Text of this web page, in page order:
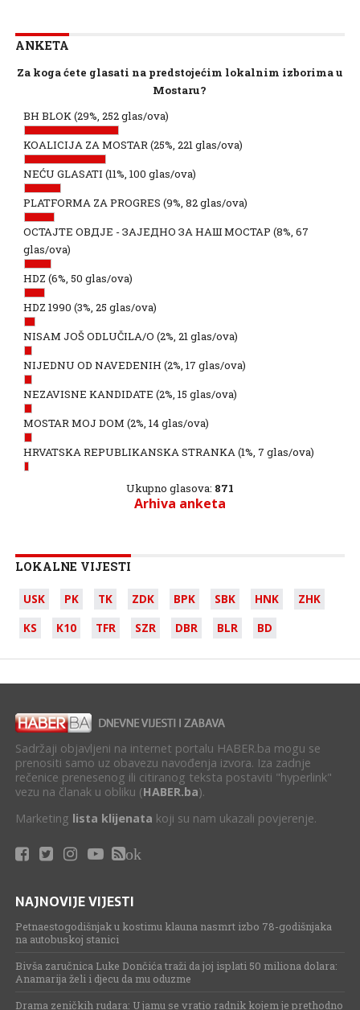
ANKETA
Za koga ćete glasati na predstojećim lokalnim izborima u
Mostaru?
BH BLOK(29%, 252 glas/ova)
KOALICIJA ZA MOSTAR(25%, 221 glas/ova)
NEĆU GLASATI (11%, 100 glas/ova)
PLATFORMA ZA PROGRES (9%, 82 glas/ova)
ОСТАЈТЕ ОВДЈЕ - ЗАЈЕДНО ЗА НАШ МОСТАР (8%, 67
glas/ova)
HDZ (6%, 50 glas/ova)
HDZ 1990 (3%, 25 glas/ova)
NISAM JOŠ ODLUČILA/O (2%, 21 glas/ova)
NIJEDNU OD NAVEDENIH (2%, 17 glas/ova)
NEZAVISNE KANDIDATE (2%, 15 glas/ova)
MOSTAR MOJ DOM (2%, 14 glas/ova)
HRVATSKA REPUBLIKANSKA STRANKA(1%, 7 glas/ova)
Ukupno glasova: 871
Arhiva anketa
LOKALNE VIJESTI
USK PK TK ZDK BPK SBK HNK
ZHK
KS
K10 TFR SZR DBR BLR BD
Sadržaji objavljeni na internet portalu HABER.ba mogu se
prenositi samo uz obavezu navođenja izvora. Iza zadnje
rečenice prenesenog ili citiranog teksta postaviti "hyperlink"
vezu na članak u obliku (HABER.ba).
Marketing lista klijenata koji su nam ukazali povjerenje.
ok
NAJNOVIJE VIJESTI
Petnaestogodišnjak u kostimu klauna nasmrt izbo 78-godišnjaka
na autobuskoj stanici
Bivša zaručnica Luke Dončića traži da joj isplati 50 miliona dolara:
Anamarija želi i djecu da mu oduzme
Drama zeničkih rudara: U jamu se vratio radnik kojem je prethodno